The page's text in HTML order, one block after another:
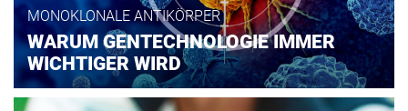
MONOKLONALE ANTIKÖRPER
WARUM GENTECHNOLOGIE IMMER
WICHTIGER WIRD